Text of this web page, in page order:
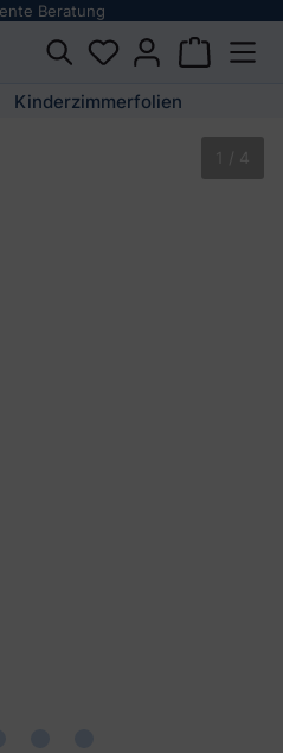
Beratung
Kinderzimmerfolien
1 / 4